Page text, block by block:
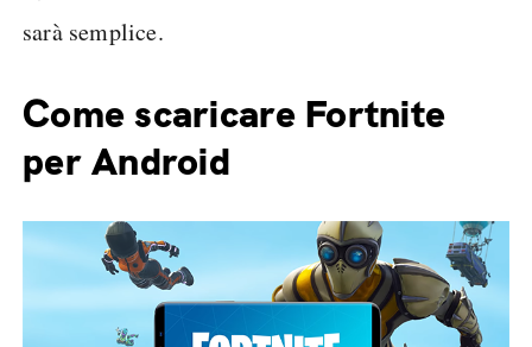
sarà semplice.
Come scaricare Fortnite
per Android